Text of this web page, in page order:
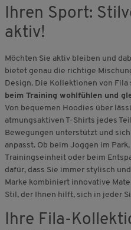
Ihren Sport:
aktiv!
Möchten Sie aktiv bleiben und
bietet genau die richtige
Design. Die Kollektionen von
beim Training wohlfühlen und
Von bequemen Hoodies über
atmungsaktiven T-Shirts jedes
Bewegungen unterstützt und
anpasst. Ob beim Joggen im
Trainingseinheit oder beim
dafür, dass Sie immer stylisch
Marke kombiniert innovative
Stil, der Ihnen hilft, sich in jeder
Ihre Fila-